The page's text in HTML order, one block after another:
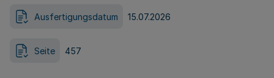
Ausfertigungsdatum 15.07.2026
Seite 457